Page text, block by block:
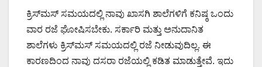
ಕ್ರಿಸ್‌ಮಸ್ ಸಮಯದಲ್ಲಿ ನಾವು ಖಾಸಗಿ ಶಾಲೆಗಳಿಗೆ ಕನಿಷ್ಠ ಒಂದು
ವಾರ ರಜೆ ಘೋಷಿಸಬೇಕು. ಸರ್ಕಾರಿ ಮತ್ತು ಅನುದಾನಿತ
ಶಾಲೆಗಳು ಕ್ರಿಸ್‌ಮಸ್ ಸಮಯದಲ್ಲಿ ರಜೆ ನೀಡುವುದಿಲ್ಲ. ಈ
ಕಾರಣದಿಂದ ನಾವು ದಸರಾ ರಜೆಯಲ್ಲಿ ಕಡಿತ ಮಾಡುತ್ತೇವೆ. ಇದು